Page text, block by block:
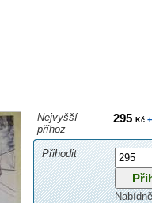
Nejvyšší
příhoz
295 Kč+
Přihodit